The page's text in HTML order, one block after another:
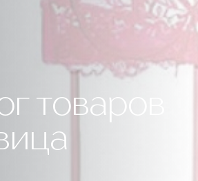
товаров